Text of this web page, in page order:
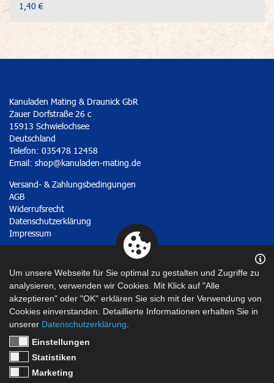
1,40 €
Kanuladen Mating & Draunick GbR
Zauer Dorfstraße 26 c
15913 Schwielochsee
Deutschland
Telefon: 035478 12458
Email: shop@kanuladen-mating.de
Versand- & Zahlungsbedingungen
AGB
Widerrufsrecht
Datenschutzerklärung
Impressum
Um unsere Webseite für Sie optimal zu gestalten und Zugriffe zu
analysieren, verwenden wir Cookies. Mit Klick auf "Alle
akzeptieren" oder "OK" erklären Sie sich mit der Verwendung von
Cookies einverstanden. Detaillierte Informationen erhalten Sie in
unserer Datenschutzerklärung
Einstellungen
Statistiken
Marketing